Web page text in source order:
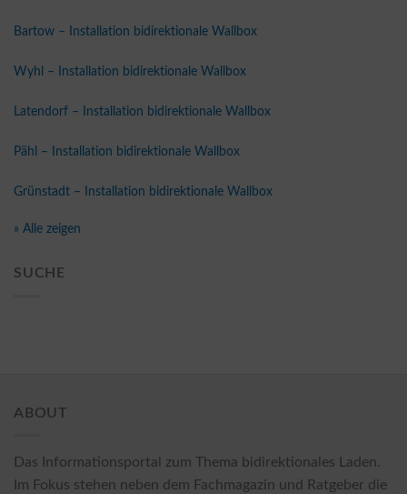
Bartow – Installation bidirektionale Wallbox
Wyhl – Installation bidirektionale Wallbox
Latendorf – Installation bidirektionale Wallbox
Pähl – Installation bidirektionale Wallbox
Grünstadt – Installation bidirektionale Wallbox
» Alle zeigen
SUCHE
ABOUT
Das Informationsportal zum Thema bidirektionales Laden.
Im Fokus stehen neben dem Fachmagazin und Ratgeber die